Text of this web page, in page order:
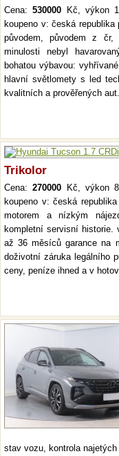
Cena:530000 Kč, výkon
koupeno v: česká
původem, původem z
minulosti nebyl
bohatou výbavou:
hlavní světlomety s led
kvalitních a prověřených
Trikolor
Cena:270000 Kč, výkon
koupeno v: česká
motorem a nízkým
kompletní servisní historie.
až 36 měsíců garance na
doživotní záruka legálního
ceny, peníze ihned a v
stav vozu, kontrola